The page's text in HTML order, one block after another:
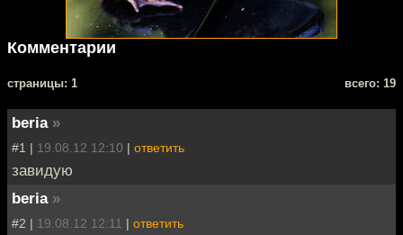
Комментарии
cтраницы: 1 всего: 19
beria »
#1 | 19.08.12 12:10 | ответить
завидую
beria »
#2 | 19.08.12 12:11 | ответить